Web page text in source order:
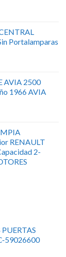
Portalamparas
AVIA 2500
1966 AVIA
RENAULT
2-
59026600